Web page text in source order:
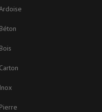
Béton
Bois
Carton
Inox
Pierre